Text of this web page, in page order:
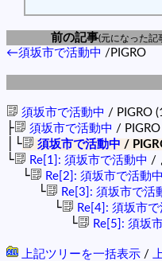
前の記事(元になった記
←須坂市で活動中 /PIGRO
須坂市で活動中 / PIGRO
├ 須坂市で活動中 /
│└ 須坂市で活動中 /
└ Re[1]: 須坂市で活動中 /
└ Re[2]: 須坂市で活動中
└ Re[3]: 須坂市で活
└ Re[4]: 須坂市で
└ Re[5]: 須坂
上記ツリーを一括表示 /